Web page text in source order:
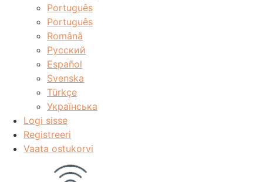
Português
Português
Română
Русский
Español
Svenska
Türkçe
Українська
Logi sisse
Registreeri
Vaata ostukorvi